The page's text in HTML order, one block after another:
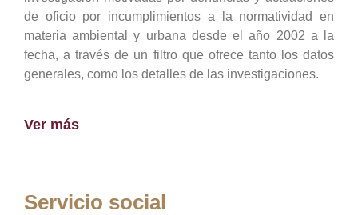
de oficio por incumplimientos a la normatividad en
materia ambiental y urbana desde el año 2002 a la
fecha, a través de un filtro que ofrece tanto los datos
generales, como los detalles de las investigaciones.
Ver más
Servicio social